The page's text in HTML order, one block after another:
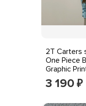
2T Carters
One Piece
Graphic
3 190 ₽